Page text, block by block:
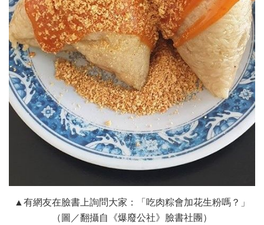
▲有網友在臉書上詢問大家：「吃肉粽會加花生粉嗎？」
（圖／翻攝自《爆廢公社》臉書社團）